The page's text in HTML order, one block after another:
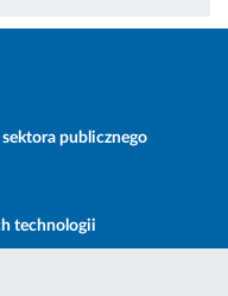
publicznego
technologii